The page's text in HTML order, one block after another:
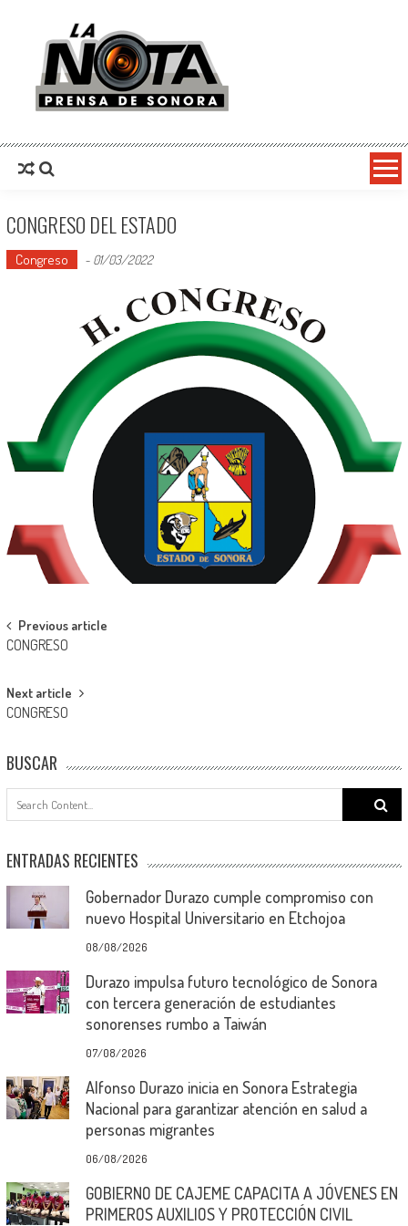
La Nota Prensa De Sonora
CONGRESO DEL ESTADO
Congreso - 01/03/2022
Post
navigation
Previous article
CONGRESO
Next article
CONGRESO
BUSCAR
Search
for:
ENTRADAS RECIENTES
Gobernador Durazo cumple compromiso con
nuevo Hospital Universitario en Etchojoa
08/08/2026
Durazo impulsa futuro tecnológico de Sonora
con tercera generación de estudiantes
sonorenses rumbo a Taiwán
07/08/2026
Alfonso Durazo inicia en Sonora Estrategia
Nacional para garantizar atención en salud a
personas migrantes
06/08/2026
GOBIERNO DE CAJEME CAPACITA A JÓVENES EN
PRIMEROS AUXILIOS Y PROTECCIÓN CIVIL